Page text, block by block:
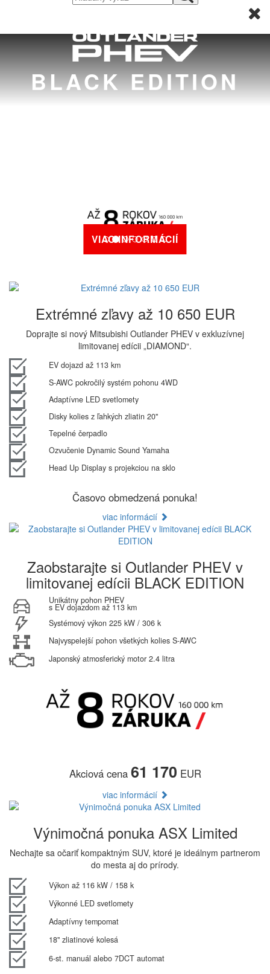
BLACK EDITION
VIAC INFORMÁCIÍ
Extrémné zľavy až 10 650 EUR
Doprajte si nový Mitsubishi Outlander PHEV v exkluzívnej
limitovanej edícii „DIAMOND“.
EV dojazd až 113 km
S-AWC pokročilý systém pohonu 4WD
Adaptívne LED svetlomety
Disky kolies z ľahkých zliatin 20"
Tepelné čerpadlo
Ozvučenie Dynamic Sound Yamaha
Head Up Display s projekciou na sklo
Časovo obmedzená ponuka!
viac informácií
Zaobstarajte si Outlander PHEV v
limitovanej edícii BLACK EDITION
Unikátny pohon PHEV
s EV dojazdom až 113 km
Systémový výkon 225 kW / 306 k
Najvyspelejší pohon všetkých kolies S-AWC
Japonský atmosferický motor 2.4 litra
Akciová cena 61 170 EUR
viac informácií
Výnimočná ponuka ASX Limited
Nechajte sa očariť kompaktným SUV, ktoré je ideálnym partnerom
do mesta aj do prírody.
Výkon až 116 kW / 158 k
Výkonné LED svetlomety
Adaptívny tempomat
18" zliatinové kolesá
6-st. manuál alebo 7DCT automat